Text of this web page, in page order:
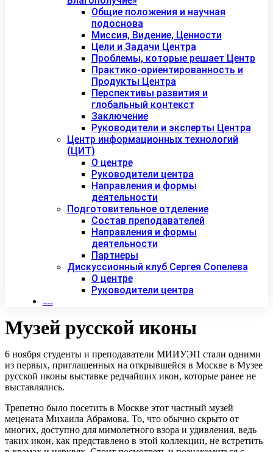
Общие положения и научная
подоснова
Миссия, Видение, Ценности
Цели и Задачи Центра
Проблемы, которые решает Центр
Практико-ориентированность и
Продукты Центра
Перспективы развития и
глобальный контекст
Заключение
Руководители и эксперты Центра
Центр информационных технологий
(ЦИТ)
О центре
Руководители центра
Направления и формы
деятельности
Подготовительное отделение
Состав преподавателей
Направления и формы
деятельности
Партнеры
Дискуссионный клуб Сергея Сопелева
О центре
Руководители центра
Контакты
Музей русской иконы
6 ноября студенты и преподаватели МИИУЭП стали одними
из первых, приглашенных на открывшейся в Москве в Музее
русской иконы выставке редчайших икон, которые ранее не
выставлялись.
Трепетно было посетить в Москве этот частный музей
мецената Михаила Абрамова. То, что обычно скрыто от
многих, доступно для мимолетного взора и удивления, ведь
таких икон, как представлено в этой коллекции, не встретить